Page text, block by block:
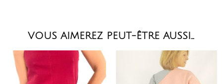
VOUS AIMEREZ PEUT-ÊTRE AUSSI…